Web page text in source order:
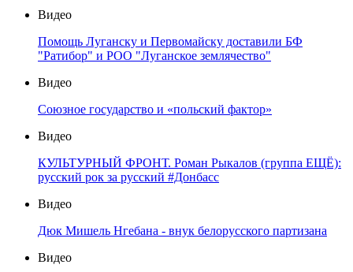
Видео
Помощь Луганску и Первомайску доставили БФ
"Ратибор" и РОО "Луганское землячество"
Видео
Союзное государство и «польский фактор»
Видео
КУЛЬТУРНЫЙ ФРОНТ. Роман Рыкалов (группа ЕЩЁ):
русский рок за русский #Донбасс
Видео
Дюк Мишель Нгебана - внук белорусского партизана
Видео